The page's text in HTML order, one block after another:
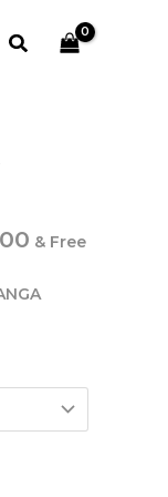
Buscar
& Free